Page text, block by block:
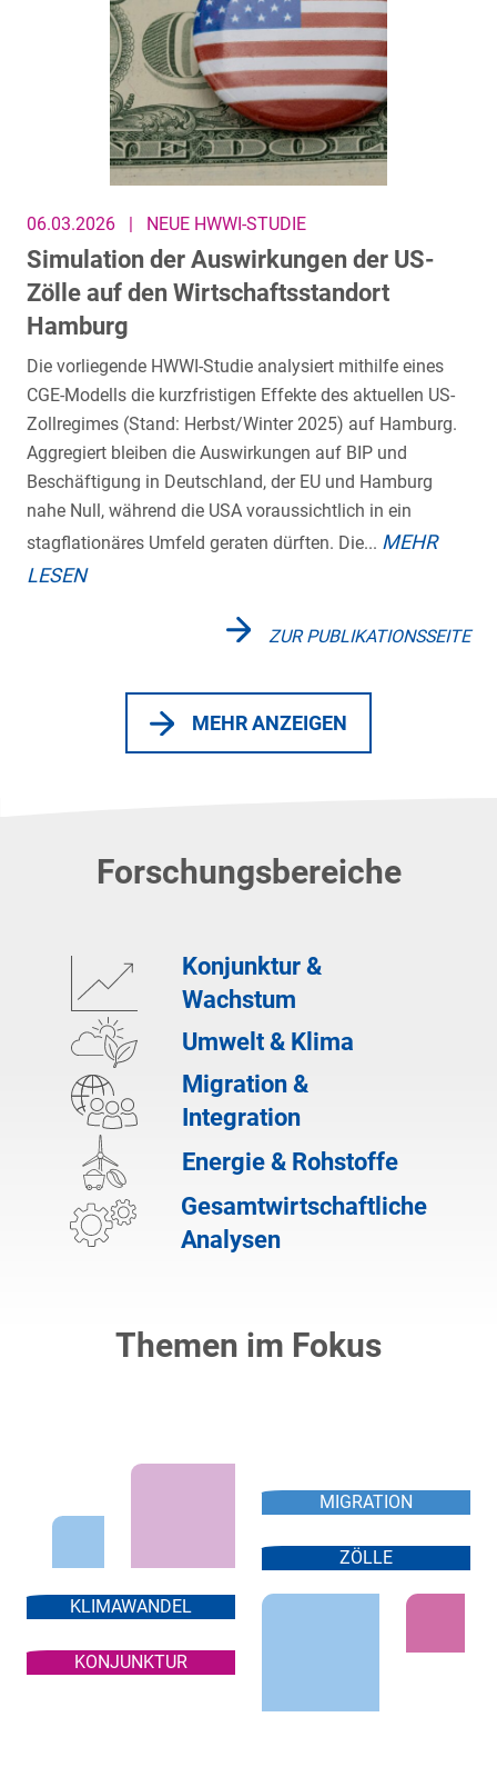
06.03.2026 | NEUE HWWI-STUDIE
Simulation der Auswirkungen der US-
Zölle auf den Wirtschaftsstandort
Hamburg
Die vorliegende HWWI-Studie analysiert mithilfe eines
CGE-Modells die kurzfristigen Effekte des aktuellen US-
Zollregimes (Stand: Herbst/Winter 2025) auf Hamburg.
Aggregiert bleiben die Auswirkungen auf BIP und
Beschäftigung in Deutschland, der EU und Hamburg
nahe Null, während die USA voraussichtlich in ein
stagflationäres Umfeld geraten dürften. Die... MEHR
LESEN
ZUR PUBLIKATIONSSEITE
MEHR ANZEIGEN
Forschungsbereiche
Konjunktur &
Wachstum
Umwelt & Klima
Migration &
Integration
Energie & Rohstoffe
Gesamtwirtschaftliche
Analysen
Themen im Fokus
KLIMAWANDEL
MIGRATION
KONJUNKTUR
ZÖLLE